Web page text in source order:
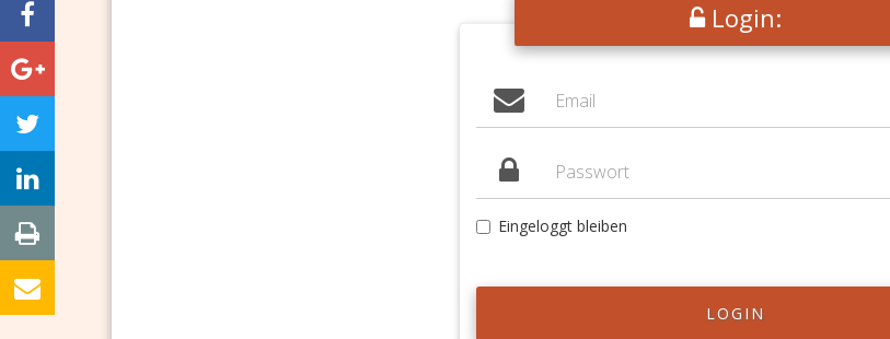
Login:
Eingeloggt bleiben
LOGIN